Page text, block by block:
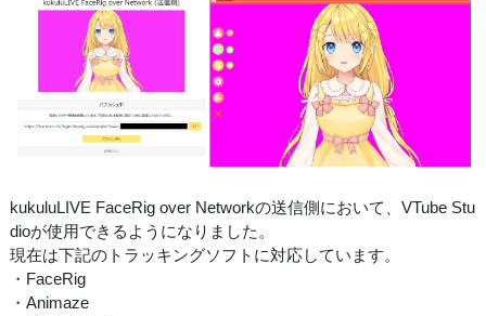
kukuluLIVE FaceRig over Networkの送信側において、VTube Stu
dioが使用できるようになりました。
現在は下記のトラッキングソフトに対応しています。
・FaceRig
・Animaze